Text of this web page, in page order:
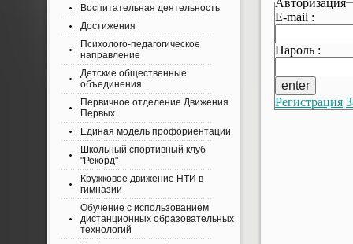
E-mail :
Пароль :
Регистрация
Воспитательная деятельность
Достижения
Психолого-педагогическое
направление
Детские общественные
объединения
Первичное отделение Движения
Первых
Единая модель профориентации
Школьный спортивный клуб
"Рекорд"
Кружковое движение НТИ в
гимназии
Обучение с использованием
дистанционных образовательных
технологий